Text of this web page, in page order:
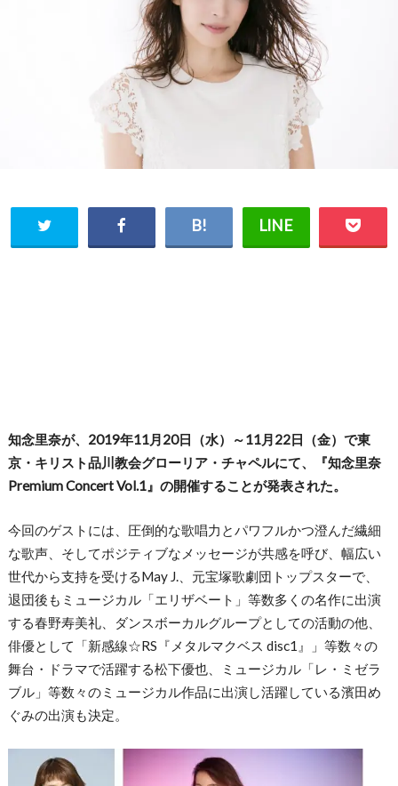
知念里奈が、2019年11月20日（水）～11月22日（金）で東
京・キリスト品川教会グローリア・チャペルにて、『知念里奈
Premium Concert Vol.1』の開催することが発表された。
今回のゲストには、圧倒的な歌唱力とパワフルかつ澄んだ繊細
な歌声、そしてポジティブなメッセージが共感を呼び、幅広い
世代から支持を受けるMay J.、元宝塚歌劇団トップスターで、
退団後もミュージカル「エリザベート」等数多くの名作に出演
する春野寿美礼、ダンスボーカルグループとしての活動の他、
俳優として「新感線☆RS『メタルマクベス disc1』」等数々の
舞台・ドラマで活躍する松下優也、ミュージカル「レ・ミゼラ
ブル」等数々のミュージカル作品に出演し活躍している濱田め
ぐみの出演も決定。